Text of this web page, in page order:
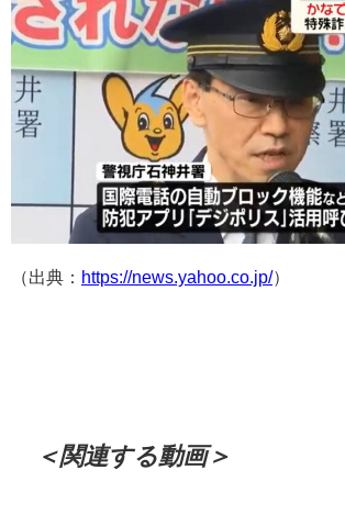
（出典： https://news.yahoo.co.jp/）
＜関連する動画＞